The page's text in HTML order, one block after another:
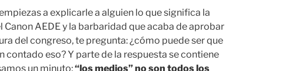
a explicarle a alguien lo que significa la
Canon AEDE y la barbaridad que acaba de aprobar
del congreso, te pregunta: ¿cómo puede ser que
contado eso? Y parte de la respuesta se contiene
un minuto:“los medios” no son todos los